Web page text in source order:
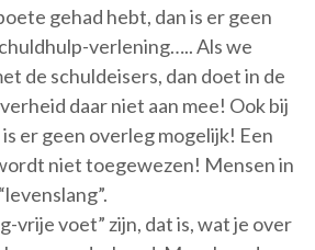
gehad hebt, dan is er geen
verlening….. Als we
de schuldeisers, dan doet in de
daar niet aan mee! Ook bij
er geen overleg mogelijk! Een
niet toegewezen! Mensen in
vrije voet” zijn, dat is, wat je over